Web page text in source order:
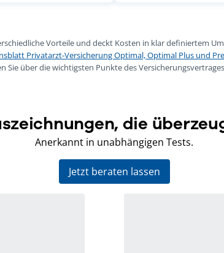
Vorteile und deckt Kosten in klar definiertem
Privatarzt-Versicherung Optimal, Optimal Plus und
Sie über die wichtigsten Punkte des
die
Anerkannt in unabhängigen Tests.
Jetzt beraten lassen